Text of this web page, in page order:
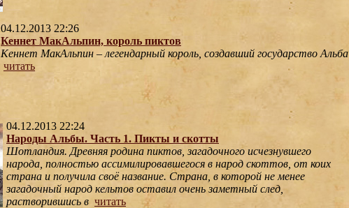
04.12.2013 22:26
Кеннет МакАльпин, король пиктов
Кеннет МакАльпин – легендарный король, создавший государство Альба
читать
04.12.2013 22:24
Народы Альбы. Часть 1. Пикты и скотты
Шотландия. Древняя родина пиктов, загадочного исчезнувшего
народа, полностью ассимилировавшегося в народ скоттов, от коих
страна и получила своё название. Страна, в которой не менее
загадочный народ кельтов оставил очень заметный след,
растворившись в читать